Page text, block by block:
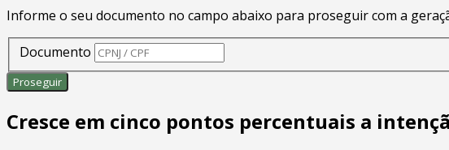
Informe o seu documento no campo abaixo para proseguir com a
Documento
Cresce em cinco pontos percentuais a